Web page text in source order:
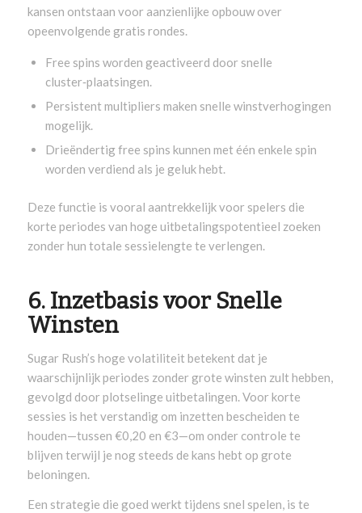
kansen ontstaan voor aanzienlijke opbouw over
opeenvolgende gratis rondes.
Free spins worden geactiveerd door snelle
cluster‑plaatsingen.
Persistent multipliers maken snelle winstverhogingen
mogelijk.
Drieëndertig free spins kunnen met één enkele spin
worden verdiend als je geluk hebt.
Deze functie is vooral aantrekkelijk voor spelers die
korte periodes van hoge uitbetalingspotentieel zoeken
zonder hun totale sessielengte te verlengen.
6. Inzetbasis voor Snelle
Winsten
Sugar Rush’s hoge volatiliteit betekent dat je
waarschijnlijk periodes zonder grote winsten zult hebben,
gevolgd door plotselinge uitbetalingen. Voor korte
sessies is het verstandig om inzetten bescheiden te
houden—tussen €0,20 en €3—om onder controle te
blijven terwijl je nog steeds de kans hebt op grote
beloningen.
Een strategie die goed werkt tijdens snel spelen, is te